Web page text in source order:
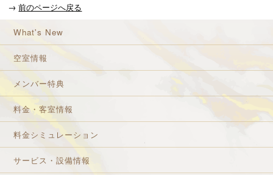
→ 前のページへ戻る
What's New
空室情報
メンバー特典
料金・客室情報
料金シミュレーション
サービス・設備情報